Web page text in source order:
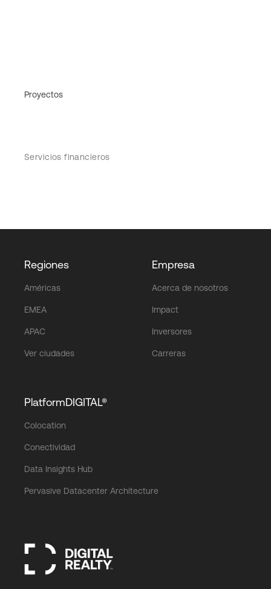
Proyectos
Servicios financieros
Regiones
Américas
EMEA
APAC
Ver ciudades
Empresa
Acerca de nosotros
Impact
Inversores
Carreras
PlatformDIGITAL®
Colocation
Conectividad
Data Insights Hub
Pervasive Datacenter Architecture